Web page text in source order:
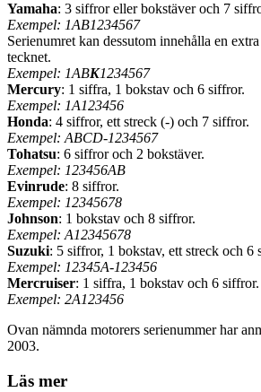
Yamaha: 3 siffror eller bokstäver och 7
Exempel: 1AB1234567
Serienumret kan dessutom innehålla en
tecknet.
Exempel: 1ABK1234567
Mercury: 1 siffra, 1 bokstav och 6 siffror.
Exempel: 1A123456
Honda: 4 siffror, ett streck (-) och 7 siffror.
Exempel: ABCD-1234567
Tohatsu: 6 siffror och 2 bokstäver.
Exempel: 123456AB
Evinrude: 8 siffror.
Exempel: 12345678
Johnson: 1 bokstav och 8 siffror.
Exempel: A12345678
Suzuki: 5 siffror, 1 bokstav, ett streck och 6
Exempel: 12345A-123456
Mercruiser: 1 siffra, 1 bokstav och 6 siffror.
Exempel: 2A123456
Ovan nämnda motorers serienummer har
2003.
Läs mer